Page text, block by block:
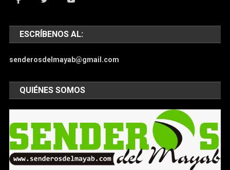
ESCRÍBENOS AL:
senderosdelmayab@gmail.com
QUIÉNES SOMOS